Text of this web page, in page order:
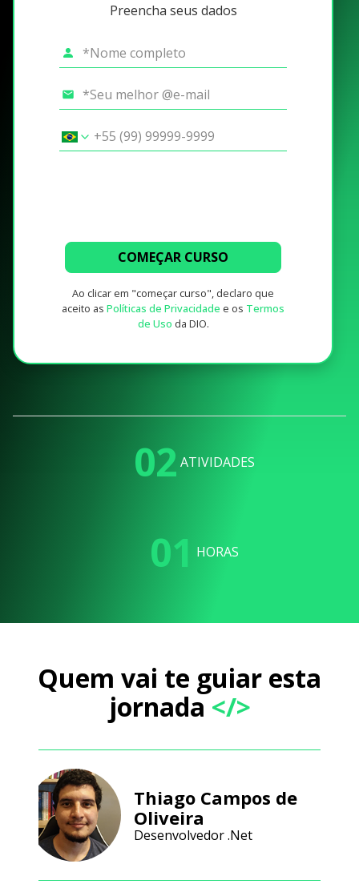
Preencha seus dados
COMEÇAR CURSO
Ao clicar em "começar curso", declaro que
aceito as Políticas de Privacidade e os Termos
de Uso da DIO.
02 ATIVIDADES
01 HORAS
Quem vai te guiar esta
jornada </>
Thiago Campos de
Oliveira
Desenvolvedor .Net